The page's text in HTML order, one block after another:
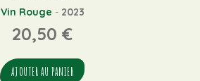
Vin Rouge - 2023
20,50 €
AJOUTER AU PANIER